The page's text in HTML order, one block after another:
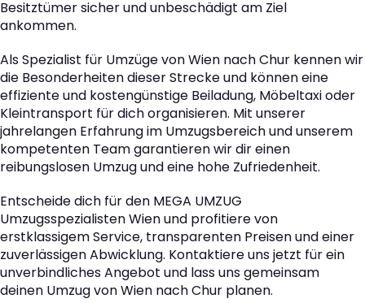
Besitztümer sicher und unbeschädigt am Ziel
ankommen.
Als Spezialist für Umzüge von Wien nach Chur kennen wir
die Besonderheiten dieser Strecke und können eine
effiziente und kostengünstige Beiladung, Möbeltaxi oder
Kleintransport für dich organisieren. Mit unserer
jahrelangen Erfahrung im Umzugsbereich und unserem
kompetenten Team garantieren wir dir einen
reibungslosen Umzug und eine hohe Zufriedenheit.
Entscheide dich für den MEGA UMZUG
Umzugsspezialisten Wien und profitiere von
erstklassigem Service, transparenten Preisen und einer
zuverlässigen Abwicklung. Kontaktiere uns jetzt für ein
unverbindliches Angebot und lass uns gemeinsam
deinen Umzug von Wien nach Chur planen.